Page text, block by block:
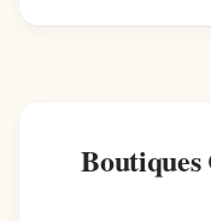
Boutiques